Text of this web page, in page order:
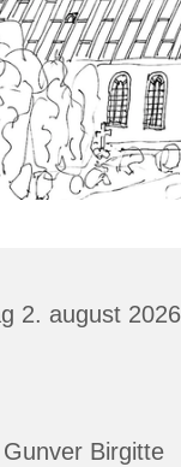
2. august
Birgitte